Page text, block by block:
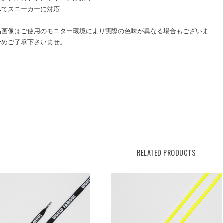
てスニーカーに対応
像はご使用のモニター環境により実際の色味が異なる場合もございま
ご了承下さいませ。
RELATED PRODUCTS